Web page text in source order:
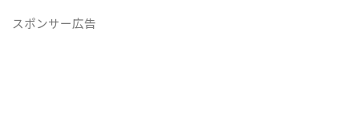
スポンサー広告